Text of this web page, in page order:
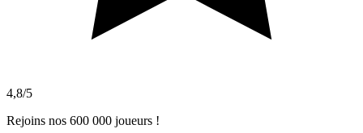
4,8/5
Rejoins nos 600 000 joueurs !